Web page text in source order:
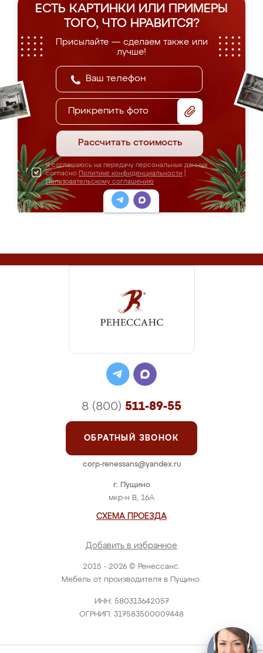
ЕСТЬ КАРТИНКИ ИЛИ ПРИМЕРЫ
ТОГО, ЧТО НРАВИТСЯ?
Присылайте — сделаем также или
лучше!
Прикрепить фото
Рассчитать стоимость
Я соглашаюсь на передачу персональных данных
согласно Политике конфиденциальности
Пользовательскому соглашению
2015 - 2026 © Ренессанс.
Мебель от производителя в Пущино.
ИНН: 580313642057
ОГРНИП: 317583500009448
г. Пущино
мкр-н В, 16А
СХЕМА ПРОЕЗДА
Добавить в избранное
8 (800) 511-89-55
ОБРАТНЫЙ ЗВОНОК
corp-renessans@yandex.ru